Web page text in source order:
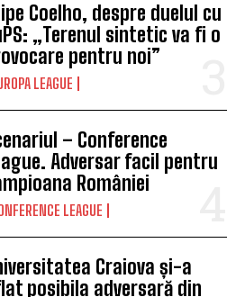
Coelho, despre duelul cu
„Terenul sintetic va fi o
pentru noi”
LEAGUE
– Conference
Adversar facil pentru
României
LEAGUE
Craiova și-a
posibila adversară din